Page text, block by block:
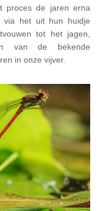
proces de jaren erna
via het uit hun huidje
tot het jagen,
van de bekende
in onze vijver.